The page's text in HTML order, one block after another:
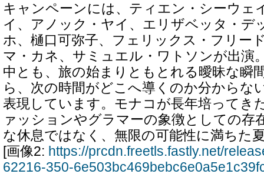
キャンペーンには、ティエン・シーウェ
イ、アノック・ヤイ、エリザベッタ・デ
ホ、樋口可弥子、フェリックス・フリー
マ・カネ、サミュエル・ワトソンが出演
中とも、旅の始まりともとれる曖昧な瞬
ら、次の時間がどこへ導くのか分からな
表現しています。モナコが長年培ってき
ァッションやグラマーの象徴としての存
な休息ではなく、無限の可能性に満ちた
[画像2: https://prcdn.freetls.fastly.net/
62216-350-